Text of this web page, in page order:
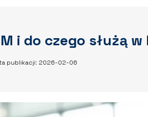
i do czego służą
publikacji: 2026-02-06